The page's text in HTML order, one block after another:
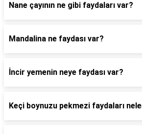
Nane çayının ne gibi faydaları var?
Mandalina ne faydası var?
İncir yemenin neye faydası var?
Keçi boynuzu pekmezi faydaları